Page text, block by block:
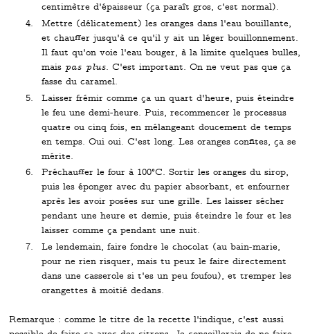
centimètre d'épaisseur (ça paraît gros, c'est normal).
Mettre (délicatement) les oranges dans l'eau bouillante,
et chauffer jusqu'à ce qu'il y ait un léger bouillonnement.
Il faut qu'on voie l'eau bouger, à la limite quelques bulles,
mais pas plus. C'est important. On ne veut pas que ça
fasse du caramel.
Laisser frémir comme ça un quart d'heure, puis éteindre
le feu une demi-heure. Puis, recommencer le processus
quatre ou cinq fois, en mélangeant doucement de temps
en temps. Oui oui. C'est long. Les oranges confites, ça se
mérite.
Préchauffer le four à 100°C. Sortir les oranges du sirop,
puis les éponger avec du papier absorbant, et enfourner
après les avoir posées sur une grille. Les laisser sécher
pendant une heure et demie, puis éteindre le four et les
laisser comme ça pendant une nuit.
Le lendemain, faire fondre le chocolat (au bain-marie,
pour ne rien risquer, mais tu peux le faire directement
dans une casserole si t'es un peu foufou), et tremper les
orangettes à moitié dedans.
Remarque : comme le titre de la recette l'indique, c'est aussi